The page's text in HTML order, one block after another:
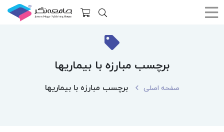
برچسب مبارزه با بیماریها
صفحه اصلی برچسب مبارزه با بیماریها